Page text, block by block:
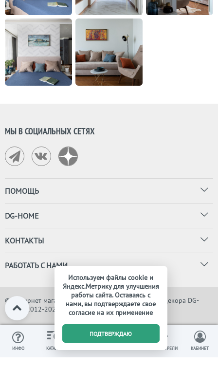
МЫ В СОЦИАЛЬНЫХ СЕТЯХ
ПОМОЩЬ
DG-HOME
КОНТАКТЫ
РАБОТАТЬ С НАМИ
© Интернет магазин дизайнерской мебели, света и декора DG-
HOME, 2012-2026. Все права защищены
ИНФО КАТАЛОГ
0
ВЫ СМОТРЕЛИ КАБИНЕТ
Используем файлы cookie и
Яндекс.Метрику для улучшения
работы сайта. Оставаясь с
нами, вы подтверждаете свое
согласие на их применение
ПОДТВЕРЖДАЮ